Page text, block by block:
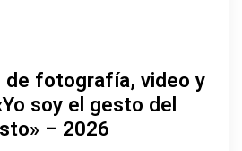
de fotografía, video y
soy el gesto del
– 2026